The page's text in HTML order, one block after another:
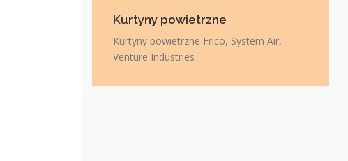
Kurtyny powietrzne
Kurtyny powietrzne Frico, System Air,
Venture Industries